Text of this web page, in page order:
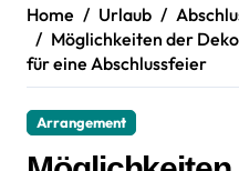
Home Urlaub
Möglichkeiten der
für eine Abschlussfeier
Arrangement